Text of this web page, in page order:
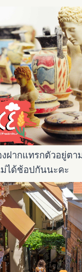
ฝากแทรกตัวอยู่ตา
ม่ได้ช้อปกันนะคะ